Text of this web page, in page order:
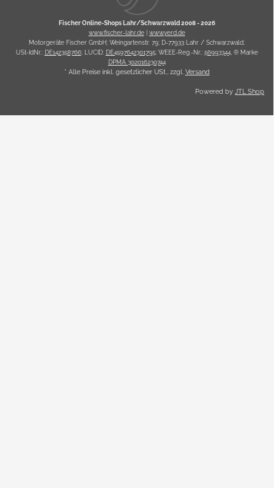
Fischer Online-Shops Lahr/Schwarzwald 2008 -2026
www.fischer-lahr.de| www.yerd.de
Motorgeräte Fischer GmbH; Weingartenstr. 79; D-77933 Lahr / Schwarzwald;
USt-IdNr.: DE142358766; LUCID: DE4597642301795; WEEE-Reg.-Nr.: 56993344, ® Marke
DPMA 302016230744
* Alle Preise inkl. gesetzlicher USt., zzgl. Versand
Powered byJTL Shop